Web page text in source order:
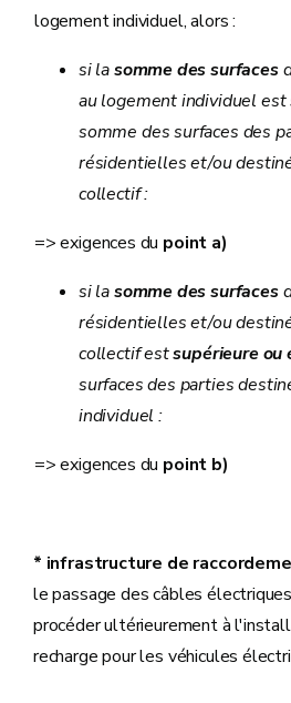
logement individuel, alors :
si lasomme des surfaces
au logement individuel est
somme des surfaces des
résidentielles et/ou
collectif :
=> exigences du point a)
si lasomme des surfaces
résidentielles et/ou
collectif estsupérieure ou
surfaces des parties
individuel :
=> exigences du point b)
* infrastructure de
le passage des câbles
procéder ultérieurement à
recharge pour les véhicules